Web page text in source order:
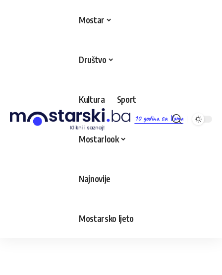
10 godina sa Vama
Mostar
Društvo
Kultura Sport
Mostarlook
Najnovije
Mostarsko ljeto